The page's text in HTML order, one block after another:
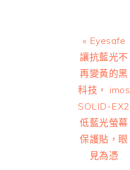
Previous
Post:
« Eyesafe
讓抗藍光不
再變黃的黑
科技， imos
SOLID-EX2
低藍光螢幕
保護貼，眼
見為憑